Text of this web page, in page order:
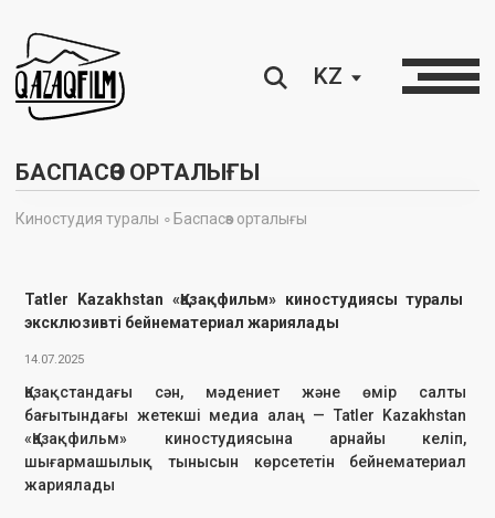
БАСПАСӨЗ ОРТАЛЫҒЫ
Tatler Kazakhstan «Қазақфильм» киностудиясы туралы
эксклюзивті бейнематериал жариялады
бағытындағы жетекші медиа алаң — Tatler Kazakhstan
«Қазақфильм» киностудиясына арнайы келіп,
шығармашылық тынысын көрсететін бейнематериал